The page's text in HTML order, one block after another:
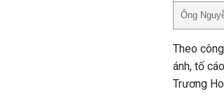
Ông
Theo
ánh, tố
Trương